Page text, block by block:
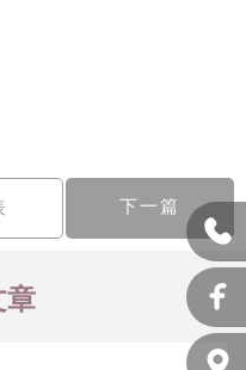
下一篇